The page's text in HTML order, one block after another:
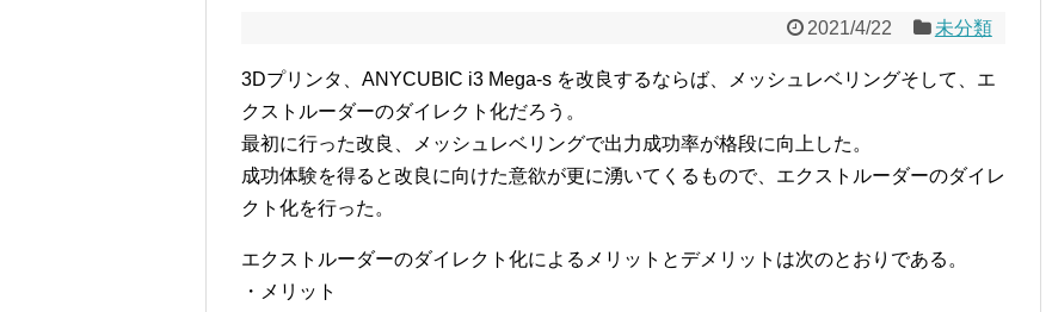
2021/4/22 未分類
3Dプリンタ、ANYCUBIC i3 Mega-s を改良するならば、メッシュレベリングそして、エ
クストルーダーのダイレクト化だろう。
最初に行った改良、メッシュレベリングで出力成功率が格段に向上した。
成功体験を得ると改良に向けた意欲が更に湧いてくるもので、エクストルーダーのダイレ
クト化を行った。
エクストルーダーのダイレクト化によるメリットとデメリットは次のとおりである。
・メリット